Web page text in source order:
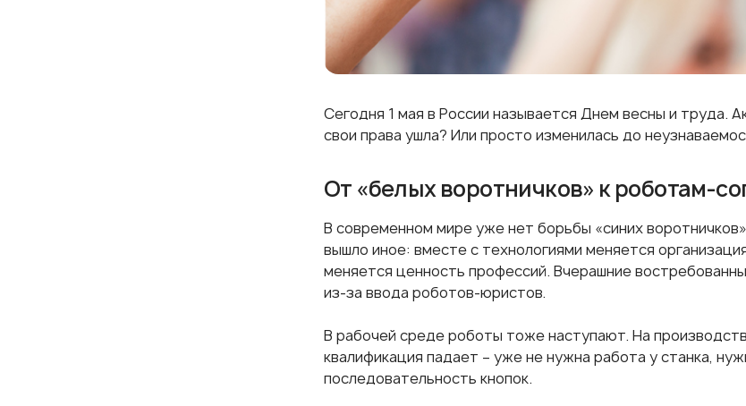
Сегодня 1 мая в России называется Днем весны и труда.
свои права ушла? Или просто изменилась до
От «белых воротничков» к роботам-
В современном мире уже нет борьбы «синих
вышло иное: вместе с технологиями меняется
меняется ценность профессий. Вчерашние
из-за ввода роботов-юристов.
В рабочей среде роботы тоже наступают. На
квалификация падает – уже не нужна работа у станка,
последовательность кнопок.